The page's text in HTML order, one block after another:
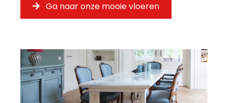
Ga naar onze mooie vloeren